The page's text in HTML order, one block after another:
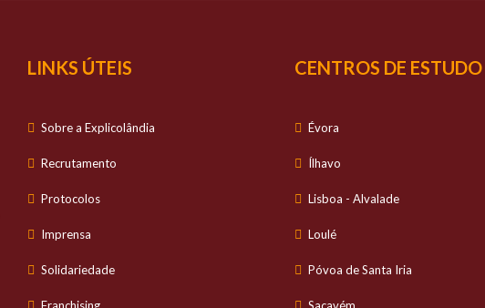
LINKS ÚTEIS
Sobre a Explicolândia
Recrutamento
Protocolos
Imprensa
Solidariedade
CENTROS DE ESTUDO
Évora
Ílhavo
Lisboa - Alvalade
Loulé
Póvoa de Santa Iria